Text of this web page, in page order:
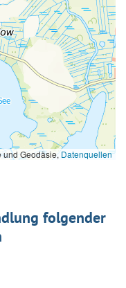
und Geodäsie,Datenquellen
folgender